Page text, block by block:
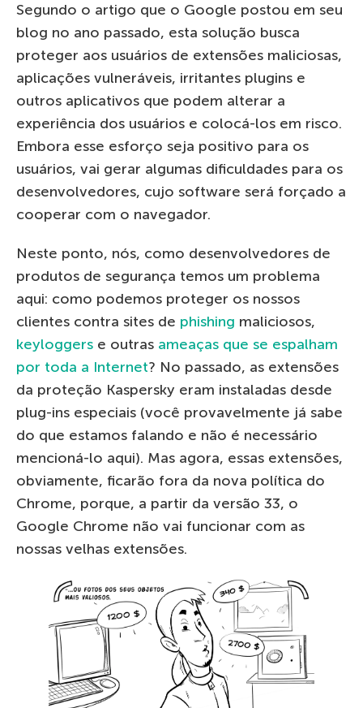
Segundo o artigo que o Google postou em seu
blog no ano passado, esta solução busca
proteger aos usuários de extensões maliciosas,
aplicações vulneráveis, irritantes plugins e
outros aplicativos que podem alterar a
experiência dos usuários e colocá-los em risco.
Embora esse esforço seja positivo para os
usuários, vai gerar algumas dificuldades para os
desenvolvedores, cujo software será forçado a
cooperar com o navegador.
Neste ponto, nós, como desenvolvedores de
produtos de segurança temos um problema
aqui: como podemos proteger os nossos
clientes contra sites de phishing maliciosos,
keyloggers e outras ameaças que se espalham
por toda a Internet? No passado, as extensões
da proteção Kaspersky eram instaladas desde
plug-ins especiais (você provavelmente já sabe
do que estamos falando e não é necessário
mencioná-lo aqui). Mas agora, essas extensões,
obviamente, ficarão fora da nova política do
Chrome, porque, a partir da versão 33, o
Google Chrome não vai funcionar com as
nossas velhas extensões.